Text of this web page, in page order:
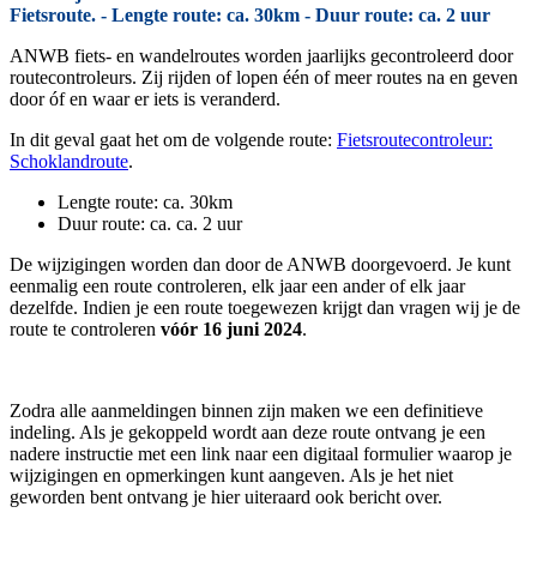
Fietsroute. - Lengte route: ca. 30km - Duur route: ca. 2 uur
ANWB fiets- en wandelroutes worden jaarlijks gecontroleerd door
routecontroleurs. Zij rijden of lopen één of meer routes na en geven
door óf en waar er iets is veranderd.
In dit geval gaat het om de volgende route: Fietsroutecontroleur:
Schoklandroute.
Lengte route: ca. 30km
Duur route: ca. ca. 2 uur
De wijzigingen worden dan door de ANWB doorgevoerd. Je kunt
eenmalig een route controleren, elk jaar een ander of elk jaar
dezelfde. Indien je een route toegewezen krijgt dan vragen wij je de
route te controleren vóór 16 juni 2024.
Zodra alle aanmeldingen binnen zijn maken we een definitieve
indeling. Als je gekoppeld wordt aan deze route ontvang je een
nadere instructie met een link naar een digitaal formulier waarop je
wijzigingen en opmerkingen kunt aangeven. Als je het niet
geworden bent ontvang je hier uiteraard ook bericht over.